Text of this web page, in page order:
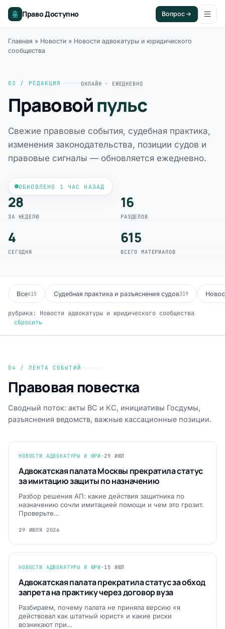
Право Доступно Вопрос
Главная » Новости » Новости адвокатуры и юридического
сообщества
03 / РЕДАКЦИЯ ОНЛАЙН · ЕЖЕДНЕВНО
Правовойпульс
Свежие правовые события, судебная практика,
изменения законодательства, позиции судов и
правовые сигналы — обновляется ежедневно.
ОБНОВЛЕНО 1 ЧАС НАЗАД
28
ЗА НЕДЕЛЮ
16
РАЗДЕЛОВ
4
СЕГОДНЯ
615
ВСЕГО МАТЕРИАЛОВ
Все615 Судебная практика и разъяснения судов319
рубрика: Новости адвокатуры и юридического сообщества
сбросить
04 / ЛЕНТА СОБЫТИЙ
Правовая повестка
Сводный поток: акты ВС и КС, инициативы Госдумы,
разъяснения ведомств, важные кассационные позиции.
НОВОСТИ АДВОКАТУРЫ И ЮРИ · 29 ИЮЛ
Адвокатская палата Москвы прекратила статус
за имитацию защиты по назначению
Разбор решения АП: какие действия защитника по
назначению сочли имитацией помощи и чем это грозит.
Проверьте…
29 ИЮЛЯ 2026
НОВОСТИ АДВОКАТУРЫ И ЮРИ · 15 ИЮЛ
Адвокатская палата прекратила статус за обход
запрета на практику через договор вуза
Разбираем, почему палата не приняла версию «я
действовал как штатный юрист» и какие риски
возникают при…